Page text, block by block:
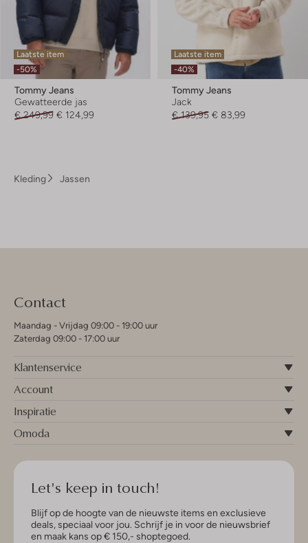
Laatste item
-50%
Tommy Jeans
Gewatteerde jas
€ 249,99 € 124,99
Laatste item
-40%
Tommy Jeans
Jack
€ 139,95 € 83,99
Kleding Jassen
Contact
Maandag - Vrijdag 09:00 - 19:00 uur
Zaterdag 09:00 - 17:00 uur
Klantenservice
Account
Inspiratie
Omoda
Let's keep in touch!
Blijf op de hoogte van de nieuwste items en exclusieve
deals, speciaal voor jou. Schrijf je in voor de nieuwsbrief
en maak kans op € 150,- shoptegoed.